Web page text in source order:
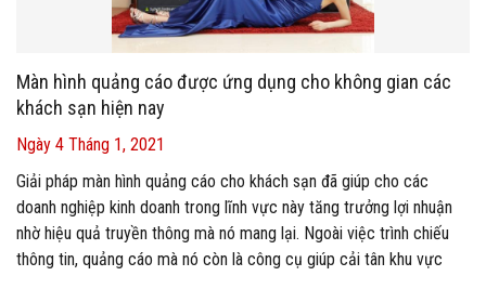
trình vận hành và hoạt động của mình đem lại những lợi ích vô cùng
Màn hình quảng cáo được ứng dụng cho không gian các
khách sạn hiện nay
Ngày 4 Tháng 1, 2021
Giải pháp màn hình quảng cáo cho khách sạn đã giúp cho các
doanh nghiệp kinh doanh trong lĩnh vực này tăng trưởng lợi nhuận
nhờ hiệu quả truyền thông mà nó mang lại. Ngoài việc trình chiếu
thông tin, quảng cáo mà nó còn là công cụ giúp cải tân khu vực